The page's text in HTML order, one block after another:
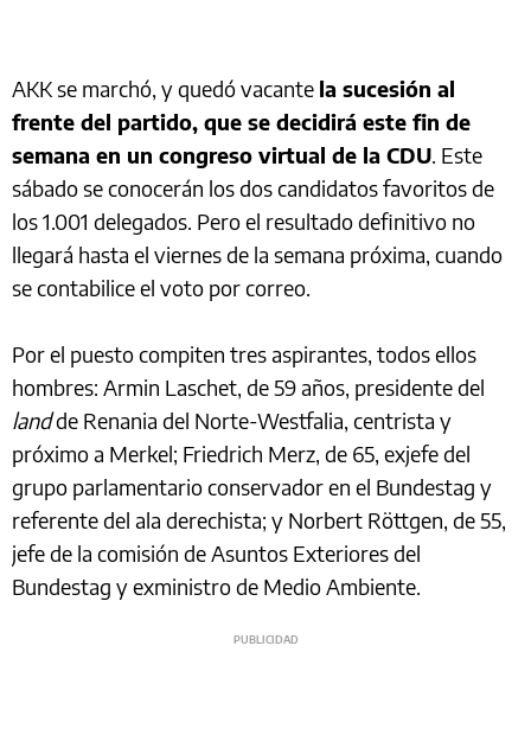
AKK se marchó, y quedó vacante la sucesión al
frente del partido, que se decidirá este fin de
semana en un congreso virtual de la CDU. Este
sábado se conocerán los dos candidatos favoritos de
los 1.001 delegados. Pero el resultado definitivo no
llegará hasta el viernes de la semana próxima, cuando
se contabilice el voto por correo.
Por el puesto compiten tres aspirantes, todos ellos
hombres: Armin Laschet, de 59 años, presidente del
landde Renania del Norte-Westfalia, centrista y
próximo a Merkel; Friedrich Merz, de 65, exjefe del
grupo parlamentario conservador en el Bundestag y
referente del ala derechista; y Norbert Röttgen, de 55,
jefe de la comisión de Asuntos Exteriores del
Bundestag y exministro de Medio Ambiente.